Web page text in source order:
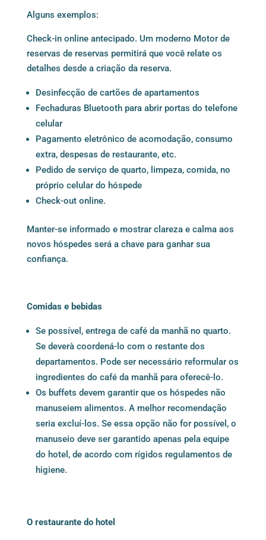
Alguns exemplos:
Check-in online antecipado. Um moderno Motor de
reservas de reservas permitirá que você relate os
detalhes desde a criação da reserva.
Desinfecção de cartões de apartamentos
Fechaduras Bluetooth para abrir portas do telefone
celular
Pagamento eletrônico de acomodação, consumo
extra, despesas de restaurante, etc.
Pedido de serviço de quarto, limpeza, comida, no
próprio celular do hóspede
Check-out online.
Manter-se informado e mostrar clareza e calma aos
novos hóspedes será a chave para ganhar sua
confiança.
Comidas e bebidas
Se possível, entrega de café da manhã no quarto.
Se deverà coordená-lo com o restante dos
departamentos. Pode ser necessário reformular os
ingredientes do café da manhã para oferecê-lo.
Os buffets devem garantir que os hóspedes não
manuseiem alimentos. A melhor recomendação
seria excluí-los. Se essa opção não for possível, o
manuseio deve ser garantido apenas pela equipe
do hotel, de acordo com rígidos regulamentos de
higiene.
O restaurante do hotel